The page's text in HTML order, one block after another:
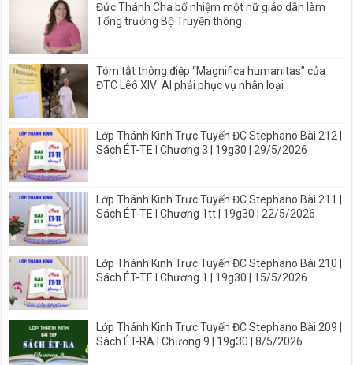
Đức Thánh Cha bổ nhiệm một nữ giáo dân làm
Tổng trưởng Bộ Truyền thông
Tóm tắt thông điệp “Magnifica humanitas” của
ĐTC Lêô XIV: AI phải phục vụ nhân loại
Lớp Thánh Kinh Trực Tuyến ĐC Stephano Bài 212 |
Sách ÉT-TE I Chương 3 | 19g30 | 29/5/2026
Lớp Thánh Kinh Trực Tuyến ĐC Stephano Bài 211 |
Sách ÉT-TE I Chương 1tt | 19g30 | 22/5/2026
Lớp Thánh Kinh Trực Tuyến ĐC Stephano Bài 210 |
Sách ÉT-TE I Chương 1 | 19g30 | 15/5/2026
Lớp Thánh Kinh Trực Tuyến ĐC Stephano Bài 209 |
Sách ÉT-RA I Chương 9 | 19g30 | 8/5/2026